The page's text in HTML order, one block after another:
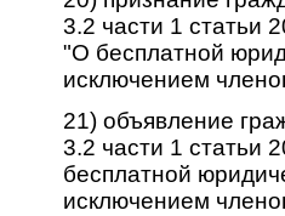
3.2 части 1 статьи
"О бесплатной
исключением
21) объявление
3.2 части 1 статьи
бесплатной
исключением